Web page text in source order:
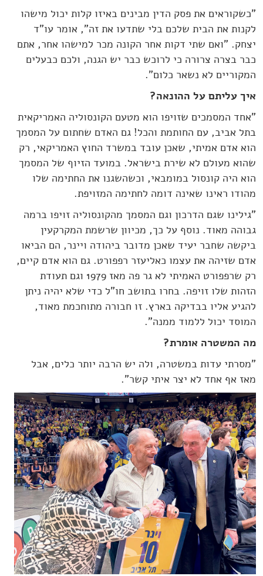
"כשקוראים את פסק הדין מבינים באיזו קלות יכול מישהו
לקנות את הבית שלכם בלי שתדעו את זה", אומר עו"ד
יצחק. "ואם שתי דקות אחר הקונה מכר למישהו אחר, אתם
כבר בצרה צרורה כי לרוכש כבר יש הגנה, ולכם כבעלים
המקוריים לא נשאר כלום".
איך עליתם על ההונאה?
"אחד המסמכים שזויפו הוא מטעם הקונסוליה האמריקאית
בתל אביב, עם החותמת והכל! גם האדם שחתום על המסמך
הוא אדם אמיתי, שאכן עובד במשרד החוץ האמריקאי, רק
שהוא מעולם לא שירת בישראל. במועד הזיוף של המסמך
הוא היה קונסול במומבאי, וכשהשגנו את החתימה שלו
מהודו ראינו שאינה דומה לחתימה המזויפת.
"גילינו שגם הדרכון וגם המסמך מהקונסוליה זויפו ברמה
גבוהה מאוד. נוסף על כך, מכיוון שרשמת המקרקעין
ביקשה שחבר יעיד שאכן מדובר ביהודה ויינר, הם הביאו
אדם שזיהה את עצמו כאליעזר רפפורט. גם הוא אדם קיים,
רק שרפפורט האמיתי לא גר פה מאז 1979 וגם תעודת
הזהות שלו זויפה. בחרו בתושב חו"ל כדי שלא יהיה ניתן
להגיע אליו בבדיקה בארץ. זו חבורה מתוחכמת מאוד,
המוסד יכול ללמוד ממנה".
מה המשטרה אומרת?
"מסרתי עדות במשטרה, ולה יש הרבה יותר כלים, אבל
מאז אף אחד לא יצר איתי קשר".